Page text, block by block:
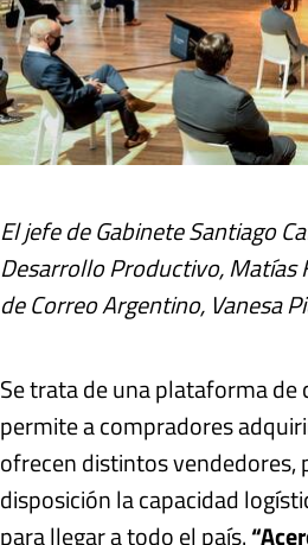
El jefe de Gabinete Santiago
Desarrollo Productivo, Matías
de Correo Argentino, Vanesa
Se trata de una plataforma
permite a compradores
ofrecen distintos vendedores,
disposición la capacidad
para llegar a todo el país.